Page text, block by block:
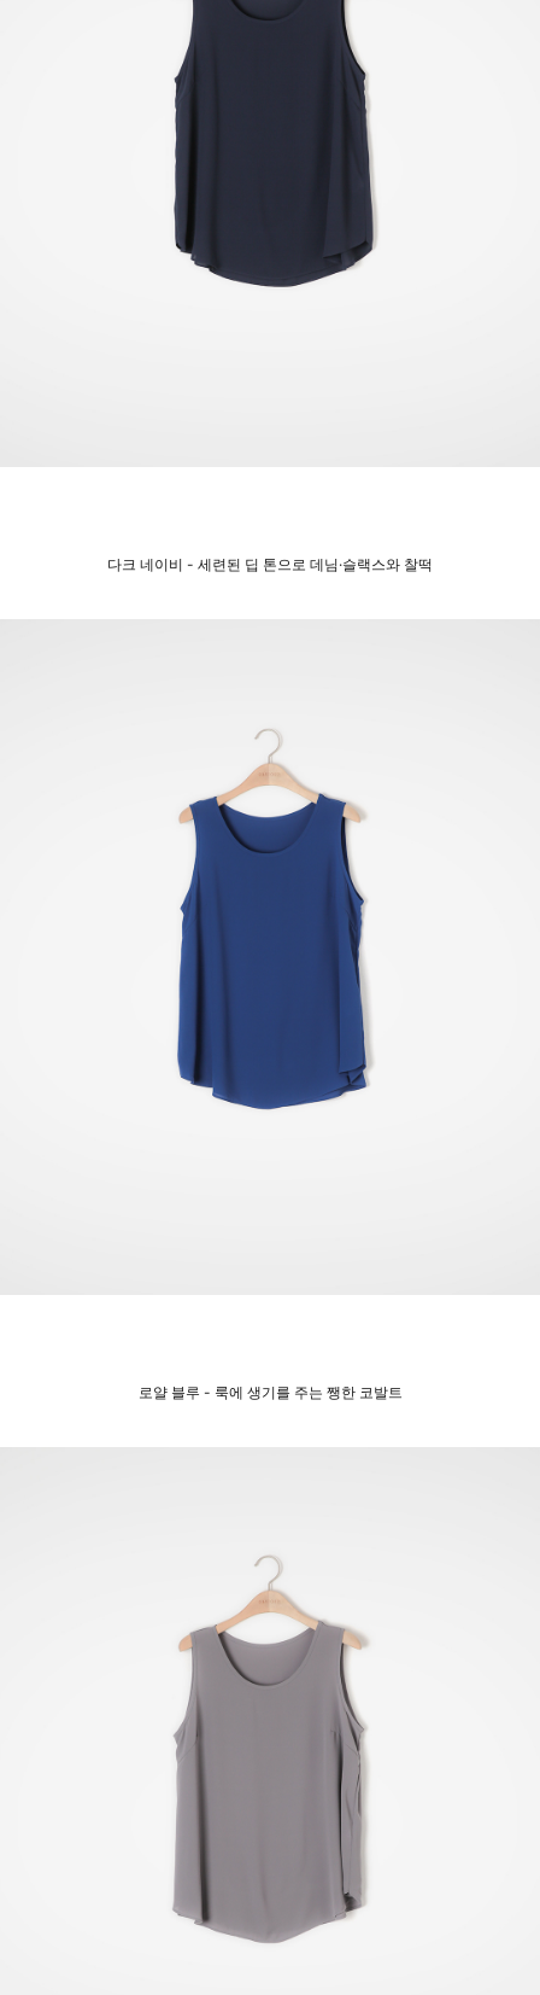
다크 네이비 - 세련된 딥 톤으로 데님·슬랙스와 찰떡
로얄 블루 - 룩에 생기를 주는 쨍한 코발트